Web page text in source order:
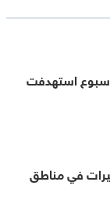
استهدفت
دمرنا 4 مسيرات في مناطق